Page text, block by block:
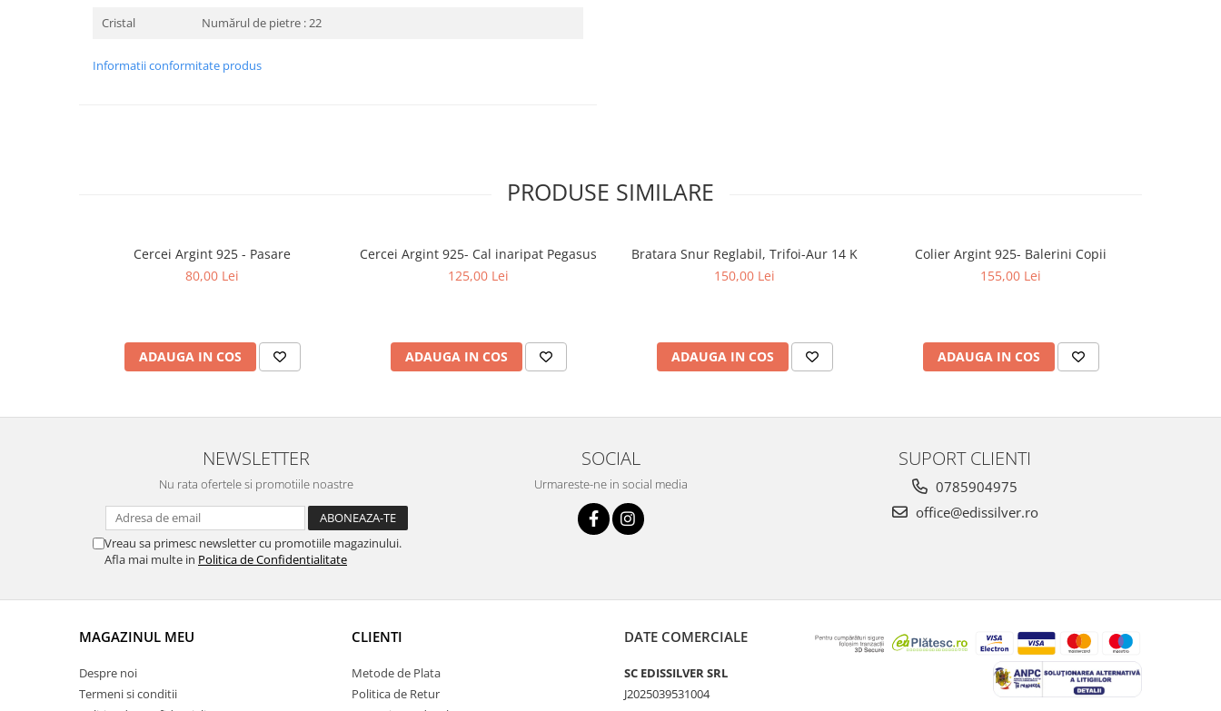
Cristal
Numărul de pietre : 22
Informatii conformitate produs
PRODUSE SIMILARE
Cercei Argint 925 - Pasare
80,00 Lei
ADAUGA IN COS
Cercei Argint 925- Cal inaripat Pegasus
125,00 Lei
ADAUGA IN COS
Bratara Snur Reglabil, Trifoi-Aur 14 K
150,00 Lei
ADAUGA IN COS
Colier Argint 925- Balerini Copii
155,00 Lei
ADAUGA IN COS
NEWSLETTER
Nu rata ofertele si promotiile noastre
Vreau sa primesc newsletter cu promotiile magazinului.
Afla mai multe in Politica de Confidentialitate
SOCIAL
Urmareste-ne in social media
SUPORT CLIENTI
0785904975
office@edissilver.ro
MAGAZINUL MEU
Despre noi
Termeni si conditii
CLIENTI
Metode de Plata
Politica de Retur
DATE COMERCIALE
SC EDISSILVER SRL
J2025039531004